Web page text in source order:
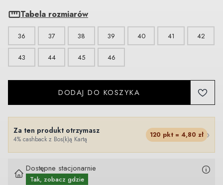
Tabela rozmiarów
36 37 38 39 40 41 42
43 44 45 46
DODAJ DO KOSZYKA
Za ten produkt otrzymasz
4% cashback z Bos(k)ą Kartą
120 pkt = 4,80 zł ›
Dostępne stacjonarnie
Tak, zobacz gdzie